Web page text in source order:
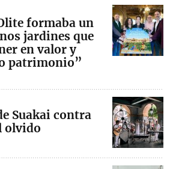
formaba un
jardines que
en valor y
patrimonio”
Suakai contra
olvido